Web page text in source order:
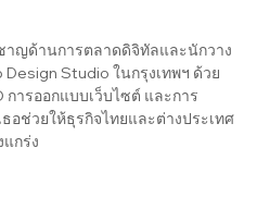
าญด้านการตลาดดิจิทัลและนักวาง
Studio ในกรุงเทพฯ ด้วย
ารออกแบบเว็บไซต์ และการ
อช่วยให้ธุรกิจไทยและต่างประเทศ
กร่ง